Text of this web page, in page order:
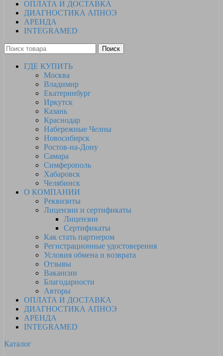
ОПЛАТА И ДОСТАВКА
ДИАГНОСТИКА АПНОЭ
АРЕНДА
INTEGRAMED
Поиск
ГДЕ КУПИТЬ
Москва
Владимир
Екатеринбург
Иркутск
Казань
Краснодар
Набережные Челны
Новосибирск
Ростов-на-Дону
Самара
Симферополь
Хабаровск
Челябинск
О КОМПАНИИ
Реквизиты
Лицензии и сертификаты
Лицензии
Сертификаты
Как стать партнером
Регистрационные удостоверения
Условия обмена и возврата
Отзывы
Вакансии
Благодарности
Авторы
ОПЛАТА И ДОСТАВКА
ДИАГНОСТИКА АПНОЭ
АРЕНДА
INTEGRAMED
Каталог